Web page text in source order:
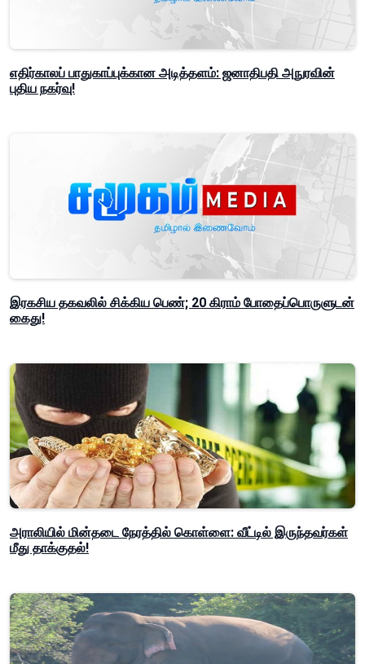
எதிர்காலப் பாதுகாப்புக்கான அடித்தளம்: ஜனாதிபதி அநுரவின்
புதிய நகர்வு!
இரகசிய தகவலில் சிக்கிய பெண்; 20 கிராம் போதைப்பொருளுடன்
கைது!
அராலியில் மின்தடை நேரத்தில் கொள்ளை: வீட்டில் இருந்தவர்கள்
மீது தாக்குதல்!